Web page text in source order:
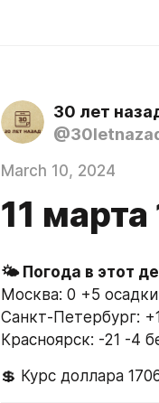
30 лет
March 10, 2024
11
Москва: 0 +5
Санкт-Петербург:
Красноярск: -21 -4
💲 Курс доллара